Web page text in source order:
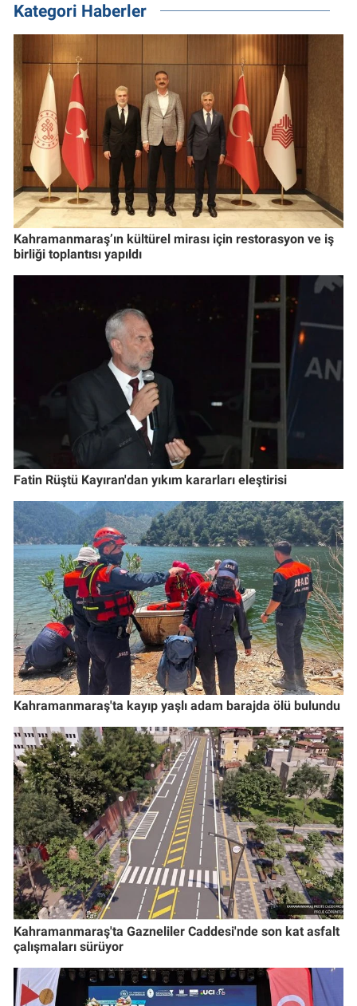
Kategori Haberler
Kahramanmaraş’ın kültürel mirası için restorasyon ve iş
birliği toplantısı yapıldı
Fatin Rüştü Kayıran'dan yıkım kararları eleştirisi
Kahramanmaraş'ta kayıp yaşlı adam barajda ölü bulundu
Kahramanmaraş'ta Gazneliler Caddesi'nde son kat asfalt
çalışmaları sürüyor